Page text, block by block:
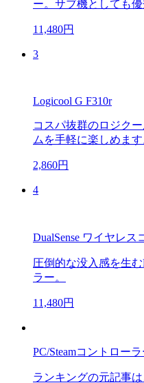
ー。サブ機としても優
11,480円
3
Logicool G F310r
コスパ抜群のロジク
ムを手軽に楽しめます
2,860円
4
DualSense ワイヤレス
圧倒的な没入感を生
ラー。
11,480円
PC/Steamコントロー
ランキングの元記事